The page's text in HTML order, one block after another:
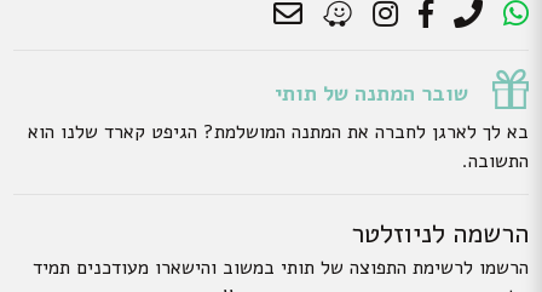
שובר המתנה של תותי
בא לך לארגן לחברה את המתנה המושלמת? הגיפט קארד שלנו הוא
התשובה.
הרשמה לניוזלטר
הרשמו לרשימת התפוצה של תותי במשוב והישארו מעודכנים תמיד